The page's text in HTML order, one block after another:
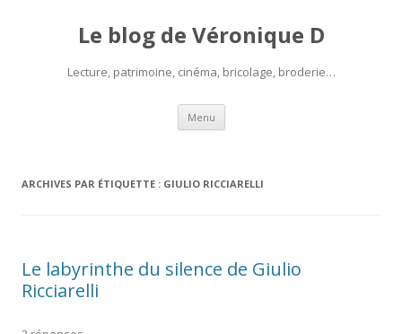
Le blog de Véronique D
Lecture, patrimoine, cinéma, bricolage, broderie…
Menu Aller
contenu
ARCHIVES PAR ÉTIQUETTE : GIULIO RICCIARELLI
Le labyrinthe du silence de Giulio
Ricciarelli